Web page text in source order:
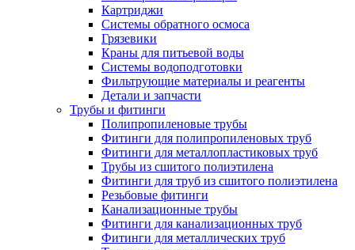
Картриджи
Системы обратного осмоса
Грязевики
Краны для питьевой воды
Системы водоподготовки
Фильтрующие материалы и реагенты
Детали и запчасти
Трубы и фитинги
Полипропиленовые трубы
Фитинги для полипропиленовых труб
Фитинги для металлопластиковых труб
Трубы из сшитого полиэтилена
Фитинги для труб из сшитого полиэтилена
Резьбовые фитинги
Канализационные трубы
Фитинги для канализационных труб
Фитинги для металлических труб